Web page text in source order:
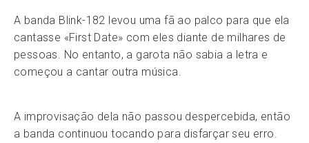
A banda Blink-182 levou uma fã ao palco para que ela
cantasse «First Date» com eles diante de milhares de
pessoas. No entanto, a garota não sabia a letra e
começou a cantar outra música.
A improvisação dela não passou despercebida, então
a banda continuou tocando para disfarçar seu erro.